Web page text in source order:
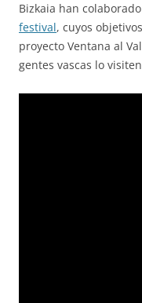
Bizkaia han
festival, cuyos
proyecto Ventana al
gentes vascas lo